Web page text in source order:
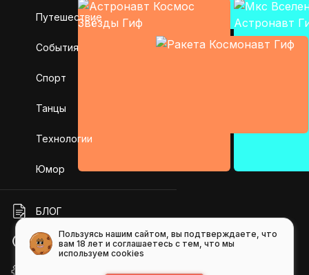
Путешествие
События
Спорт
Танцы
Технологии
Юмор
БЛОГ
ПОМОЩЬ
Пользуясь нашим сайтом, вы подтверждаете, что
вам 18 лет и соглашаетесь с тем, что мы
используем cookies